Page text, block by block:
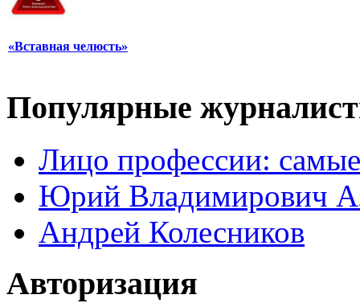
«Вставная челюсть»
Популярные
Лицо профессии:
Юрий Владимирович
Андрей Колесников
Авторизация